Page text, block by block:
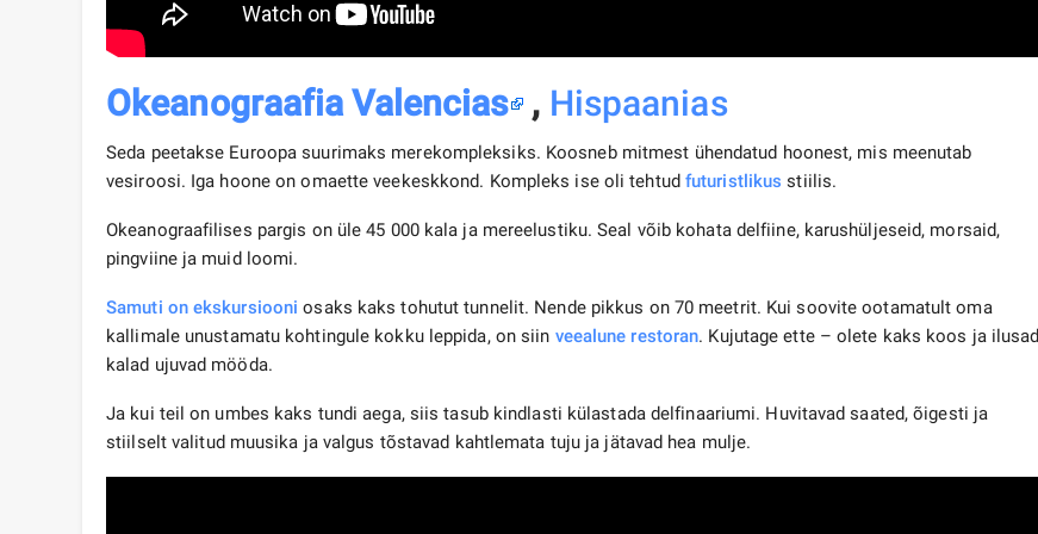
Okeanograafia Valencias , Hispaanias
Seda peetakse Euroopa suurimaks merekompleksiks. Koosneb mitmest ühendatud hoonest, mis meenutab
vesiroosi. Iga hoone on omaette veekeskkond. Kompleks ise oli tehtud futuristlikus stiilis.
Okeanograafilises pargis on üle 45 000 kala ja mereelustiku. Seal võib kohata delfiine, karushüljeseid, morsaid,
pingviine ja muid loomi.
Samuti on ekskursiooni osaks kaks tohutut tunnelit. Nende pikkus on 70 meetrit. Kui soovite ootamatult oma
kallimale unustamatu kohtingule kokku leppida, on siin veealune restoran. Kujutage ette – olete kaks koos ja ilusad
kalad ujuvad mööda.
Ja kui teil on umbes kaks tundi aega, siis tasub kindlasti külastada delfinaariumi. Huvitavad saated, õigesti ja
stiilselt valitud muusika ja valgus tõstavad kahtlemata tuju ja jätavad hea mulje.